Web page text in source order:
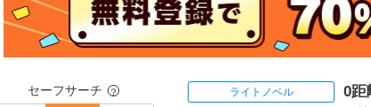
セーフサーチ ？ ライトノベル 0距